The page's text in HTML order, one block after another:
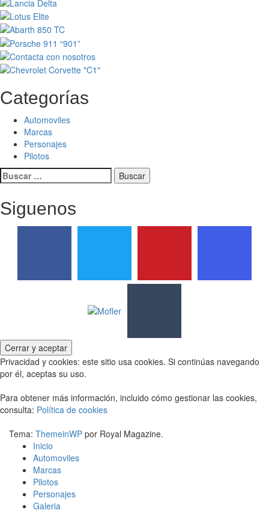
Categorías
Automoviles
Marcas
Personajes
Pilotos
Buscar:
Siguenos
Privacidad y cookies: este sitio usa cookies. Si continúas navegando
por él, aceptas su uso.
Para obtener más información, incluido cómo gestionar las cookies,
consulta: Política de cookies
Tema: ThemeinWP por Royal Magazine.
Inicio
Automoviles
Marcas
Pilotos
Personajes
Galeria